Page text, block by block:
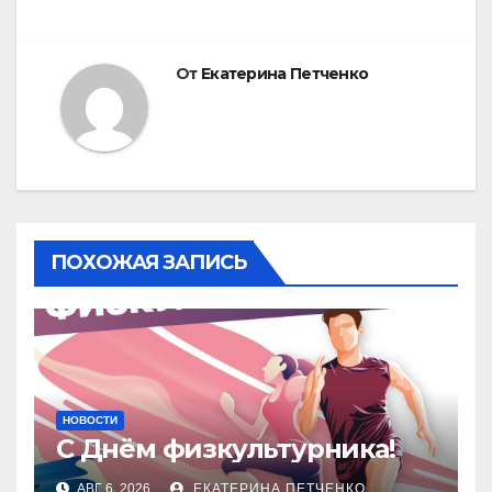
От Екатерина Петченко
ПОХОЖАЯ ЗАПИСЬ
НОВОСТИ
С Днём физкультурника!
АВГ 6, 2026 ЕКАТЕРИНА ПЕТЧЕНКО